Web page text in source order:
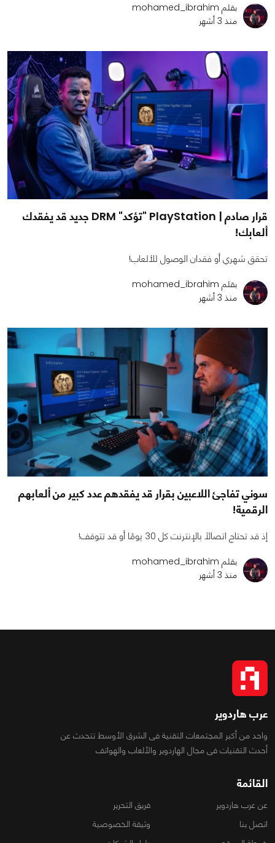
بقلم mohamed_ibrahim
منذ 3 أشهر
قرار صادم | PlayStation "تؤكد" DRM جديد قد يفقدك
ألعابك!
تحقق شهري أو فقدان الوصول للألعاب!
بقلم mohamed_ibrahim
منذ 3 أشهر
سوني تفاجئ اللاعبين بقرار قد يفقدهم عدد كبير من ألعابهم
الرقمية!
إذ قد تحتاج اتصالًا بالإنترنت كل 30 يومًا أو قد تتوقف!
بقلم mohamed_ibrahim
منذ 3 أشهر
عرب هاردوير
واحد من أكبر المجتمعات التقنية فى الشرق الأوسط تتحدث عن
أحدث التقنيات فى مجال الهاردوير والألعاب والهواتف
القائمة
عن عرب هاردوير
فريق التحرير
اتصل بنا
وثيقة الخصوصية